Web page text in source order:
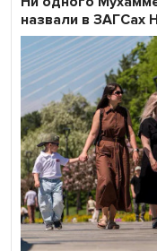
назвали в ЗАГСах